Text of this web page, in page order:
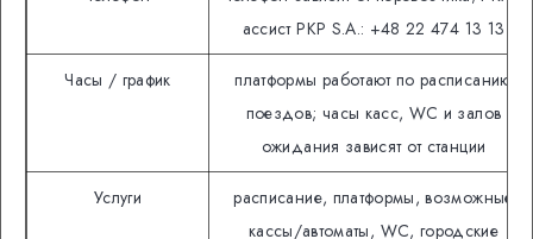
ассист PKP S.A.: +48 22 474 13 13
Часы / график
платформы работают по расписанию
поездов; часы касс, WC и залов
ожидания зависят от станции
Услуги
расписание, платформы, возможные
кассы/автоматы, WC, городские